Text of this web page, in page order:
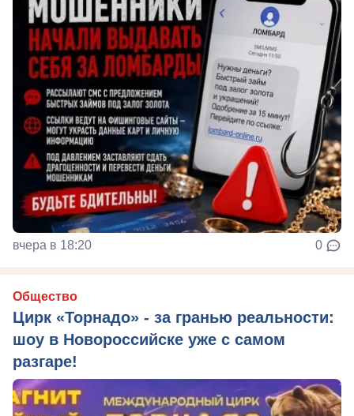
вчера в 18:20 0
Общество
Цирк «Торнадо» - за гранью реальности:
шоу в Новороссийске уже с самом
разгаре!